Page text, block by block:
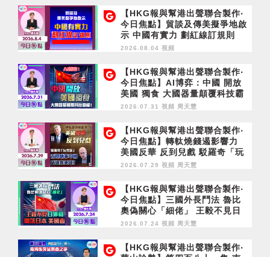
【HKG報與幫港出聲聯合製作‧
今日焦點】貿談及傳美擬爭地啟
示 中國有實力 劃紅線訂規則
2026.08.04 視頻
【HKG報與幫港出聲聯合製作‧
今日焦點】AI博弈：中國 開放
美國 獨食 大國器量顛覆科技霸
權！
2026.07.31 視頻 周天慧
【HKG報與幫港出聲聯合製作‧
今日焦點】轉軚燒錢遏影響力
美國反華 反到兒戲 駁羅奇「玩
完論」 香港唔靠中國 唔通靠美
2026.07.29 視頻 周天慧
【HKG報與幫港出聲聯合製作‧
今日焦點】三國外長鬥法 魯比
奧偽關心「細佬」 王毅不見日
外相 明落日本 美國面
2026.07.24 視頻 周天慧
【HKG報與幫港出聲聯合製作‧